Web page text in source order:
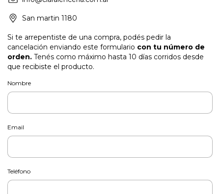
San martin 1180
Si te arrepentiste de una compra, podés pedir la
cancelación enviando este formulario con tu número de
orden. Tenés como máximo hasta 10 días corridos desde
que recibiste el producto.
Nombre
Email
Teléfono